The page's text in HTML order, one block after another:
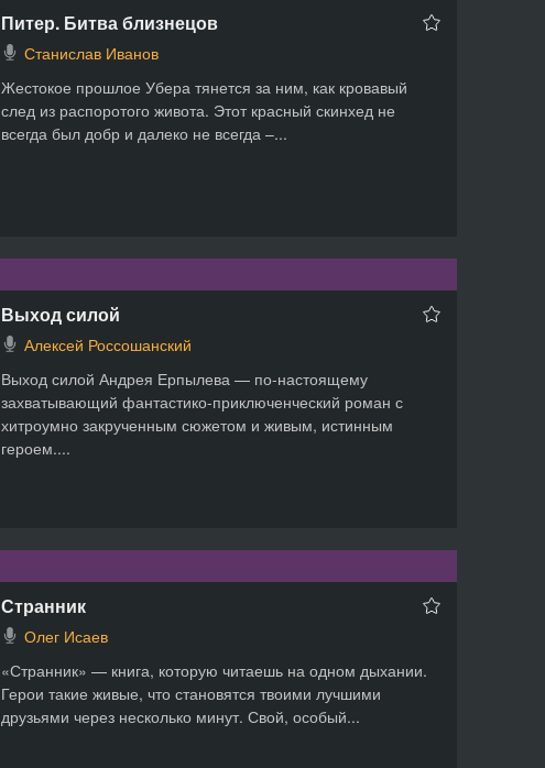
Питер. Битва близнецов
Станислав Иванов
Жестокое прошлое Убера тянется за ним, как кровавый
след из распоротого живота. Этот красный скинхед не
всегда был добр и далеко не всегда –...
Выход силой
Алексей Россошанский
Выход силой Андрея Ерпылева — по-настоящему
захватывающий фантастико-приключенческий роман с
хитроумно закрученным сюжетом и живым, истинным
героем....
Странник
Олег Исаев
«Странник» — книга, которую читаешь на одном дыхании.
Герои такие живые, что становятся твоими лучшими
друзьями через несколько минут. Свой, особый...